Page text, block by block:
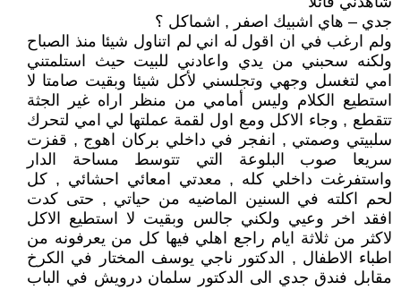
جدي – هاي اشبيك اصفر , اشماكل ؟
ولم ارغب في ان اقول له اني لم اتناول شيئا منذ الصباح
ولكنه سحبني من يدي واعادني للبيت حيث استلمتني
امي لتغسل وجهي وتجلسني لأكل شيئا وبقيت صامتا لا
استطيع الكلام وليس أمامي من منظر اراه غير الجثة
تتقطع , وجاء الاكل ومع اول لقمة عملتها لي امي لتحرك
سلبيتي وصمتي , انفجر في داخلي بركان اهوج , قفزت
سريعا صوب البلوعة التي تتوسط مساحة الدار
واستفرغت داخلي كله , معدتي امعائي احشائي , كل
لحم اكلته في السنين الماضيه من حياتي , حتى كدت
افقد اخر وعيي ولكني جالس وبقيت لا استطيع الاكل
لاكثر من ثلاثة ايام راجع اهلي فيها كل من يعرفونه من
اطباء الاطفال , الدكتور ناجي يوسف المختار في الكرخ
مقابل فندق جدي الى الدكتور سلمان درويش في الباب